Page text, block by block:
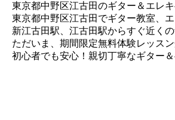
東京都中野区江古田のギター＆エレ
東京都中野区江古田でギター教室、
新江古田駅、江古田駅からすぐ近くの
ただいま、期間限定無料体験レッスン
初心者でも安心！親切丁寧なギター＆